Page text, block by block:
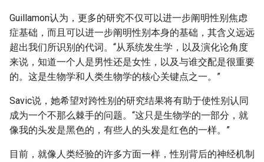
Guillamon认为，更多的研究不仅可以进一步阐明性别焦虑
症基础，而且可以进一步阐明性别本身的基础，其含义远远
超出我们所识别的代词。“从系统发生学，以及演化论角度
来说，知道一个人是男性还是女性，以及与谁交配是很重要
的。这是生物学和人类生物学的核心关键点之一。”
Savic说，她希望对跨性别的研究结果将有助于使性别认同
成为一个不那么棘手的问题。“这只是生物学的一部分，就
像我的头发是黑色的，有些人的头发是红色的一样。”
目前，就像人类经验的许多方面一样，性别背后的神经机制